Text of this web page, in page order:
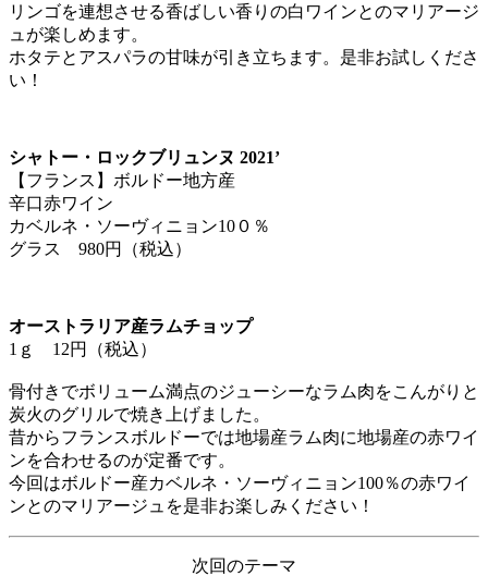
リンゴを連想させる香ばしい香りの白ワインとのマリアージ
ュが楽しめます。
ホタテとアスパラの甘味が引き立ちます。是非お試しくださ
い！
シャトー・ロックブリュンヌ 2021’
【フランス】ボルドー地方産
辛口赤ワイン
カベルネ・ソーヴィニョン10０％
グラス 980円（税込）
オーストラリア産ラムチョップ
1ｇ 12円（税込）
骨付きでボリューム満点のジューシーなラム肉をこんがりと
炭火のグリルで焼き上げました。
昔からフランスボルドーでは地場産ラム肉に地場産の赤ワイ
ンを合わせるのが定番です。
今回はボルドー産カベルネ・ソーヴィニョン100％の赤ワイ
ンとのマリアージュを是非お楽しみください！
次回のテーマ